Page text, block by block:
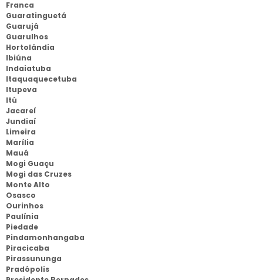
Franca
Guaratinguetá
Guarujá
Guarulhos
Hortolândia
Ibiúna
Indaiatuba
Itaquaquecetuba
Itupeva
Itú
Jacareí
Jundiaí
Limeira
Marília
Mauá
Mogi Guaçu
Mogi das Cruzes
Monte Alto
Osasco
Ourinhos
Paulínia
Piedade
Pindamonhangaba
Piracicaba
Pirassununga
Pradópolis